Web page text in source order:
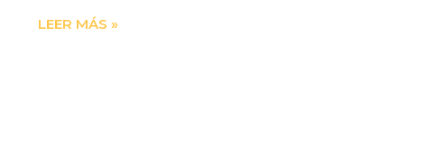
LEER MÁS »